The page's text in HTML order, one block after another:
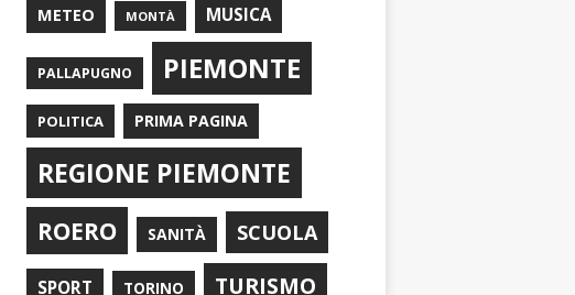
METEO MONTÀ MUSICA
PALLAPUGNO PIEMONTE
POLITICA PRIMA PAGINA
REGIONE PIEMONTE
ROERO SANITÀ SCUOLA
SPORT TORINO TURISMO